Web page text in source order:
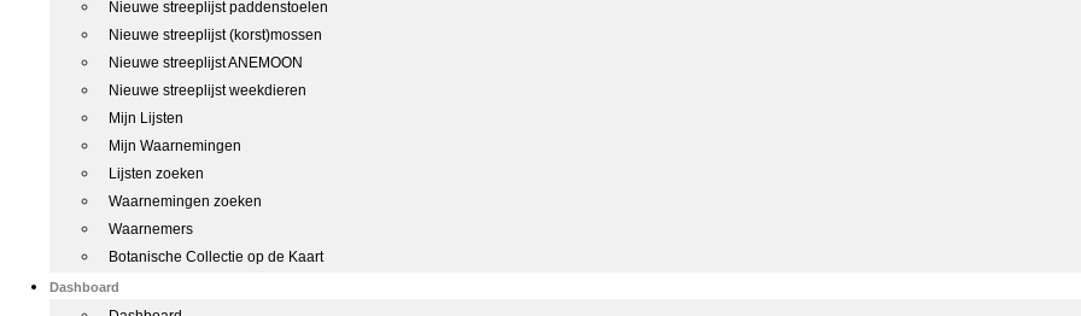
Nieuwe streeplijst paddenstoelen
Nieuwe streeplijst (korst)mossen
Nieuwe streeplijst ANEMOON
Nieuwe streeplijst weekdieren
Mijn Lijsten
Mijn Waarnemingen
Lijsten zoeken
Waarnemingen zoeken
Waarnemers
Botanische Collectie op de Kaart
Dashboard